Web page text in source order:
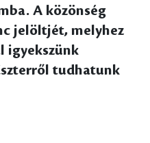
A közönség
jelöltjét, melyhez
igyekszünk
tudhatunk